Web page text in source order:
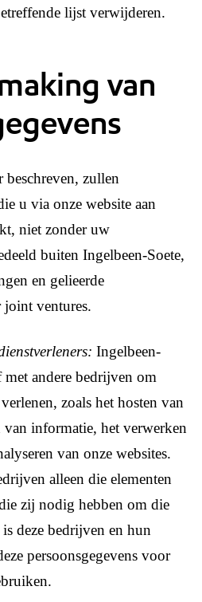
lijst verwijderen.
van
beschreven, zullen
u via onze website aan
niet zonder uw
buiten Ingelbeen-Soete,
en gelieerde
joint ventures.
Ingelbeen-
met andere bedrijven om
zoals het hosten van
van informatie, het verwerken
van onze websites.
alleen die elementen
zij nodig hebben om die
deze bedrijven en hun
persoonsgegevens voor